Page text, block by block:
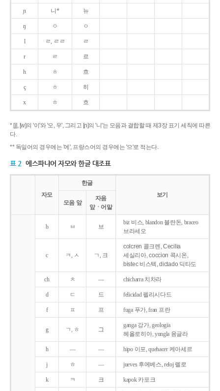
ɲ 니* 뉴
ŋ ㅇ ㅇ
l ㄹ, ㄹㄹ ㄹ
r ㄹ 르
h ㅎ 흐
ç ㅎ 히
x ㅎ 흐
* [j], [w]의 '이'와 '오, 우', 그리고 [ɲ]의 '니'는 모음과 결합할 때 제3장 표기 세칙에 따른
다.
** 독일어의 경우에는 '에', 프랑스어의 경우에는 '으'로 적는다.
표 2 에스파냐어 자모와 한글 대조표
자모
한글
보기
모음 앞
자음
앞ㆍ어말
b ㅂ 브
biz 비스, blandon 블란돈, braceo
브라세오
c ㅋ, ㅅ ㄱ, 크
colcren 콜크렌, Cecilia
세실리아, coccion 콕시온,
bistec 비스텍, dictado 딕타도
ch ㅊ ― chicharra 치차라
d ㄷ 드 felicidad 펠리시다드
f ㅍ 프 fuga 푸가, fran 프란
g ㄱ, ㅎ 그
ganga 강가, geologia
헤올로히아, yungla 융글라
h ― ― hipo 이포, quehacer 케아세르
j ㅎ ― jueves 후에베스, reloj 렐로
k ㅋ 크 kapok 카포크